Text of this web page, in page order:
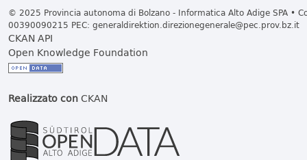
© 2025 Provincia autonoma di Bolzano - Informatica Alto Adige SPA •
00390090215 PEC: generaldirektion.direzionegenerale@pec.prov.bz.it
CKAN API
Open Knowledge Foundation
Realizzato conCKAN